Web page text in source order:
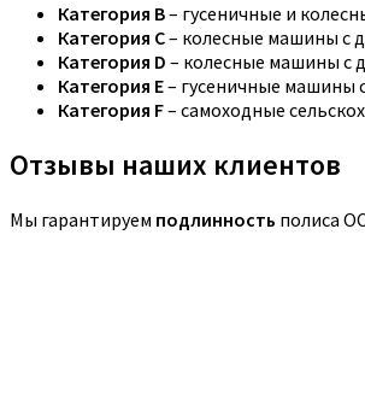
Категория B– гусеничные и
Категория C– колесные машины с
Категория D – колесные машины с
Категория E– гусеничные машины
Категория F– самоходные
Отзывы наших клиентов
Мы гарантируем подлинность полиса